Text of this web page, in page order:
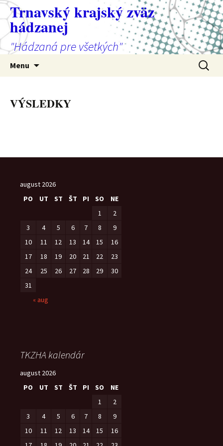
Preskočiť
na
obsah
Trnavský krajský zväz
hádzanej
"Hádzaná pre všetkých"
Menu Hľadať:
VÝSLEDKY
august 2026
PO
UT ST ŠT PI SO
NE
1
2
3
4 5 6 7 8
9
10
11 12 13 14 15
16
17
18 19 20 21 22
23
24
25 26 27 28 29
30
31
« aug
TKZHA kalendár
august 2026
PO
UT ST ŠT PI SO
NE
1
2
3
4 5 6 7 8
9
10
11 12 13 14 15
16